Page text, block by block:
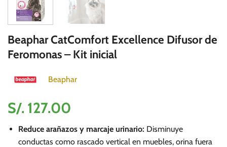
Beaphar CatComfort Excellence Difusor de
Feromonas – Kit inicial
Beaphar
S/. 127.00
Reduce arañazos y marcaje urinario: Disminuye
conductas como rascado vertical en muebles, orina fuera